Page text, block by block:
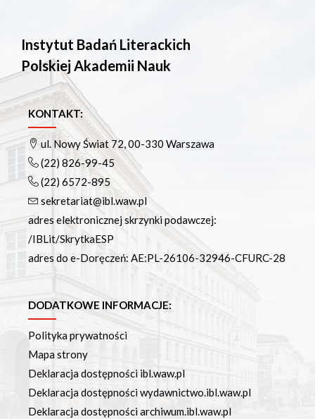
Instytut Badań Literackich
Polskiej Akademii Nauk
KONTAKT:
ul. Nowy Świat 72, 00-330 Warszawa
(22) 826-99-45
(22) 6572-895
sekretariat@ibl.waw.pl
adres elektronicznej skrzynki podawczej:
/IBLit/SkrytkaESP
adres do e-Doręczeń: AE:PL-26106-32946-CFURC-28
DODATKOWE INFORMACJE:
Polityka prywatności
Mapa strony
Deklaracja dostępności ibl.waw.pl
Deklaracja dostępności wydawnictwo.ibl.waw.pl
Deklaracja dostępności archiwum.ibl.waw.pl